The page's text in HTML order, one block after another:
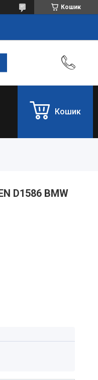
Кошик
Кошик
D1586 BMW